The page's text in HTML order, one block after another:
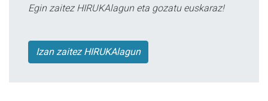
Egin zaitez HIRUKAlagun eta gozatu euskaraz!
Izan zaitez HIRUKAlagun